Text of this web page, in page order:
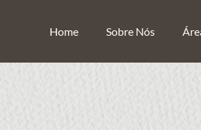
Home Sobre Nós